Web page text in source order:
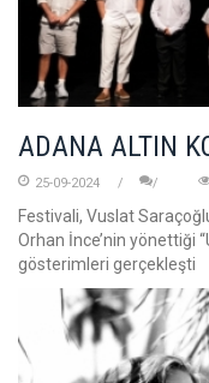
ADANA ALTIN
25-09-2024
Festivali, Vuslat
Orhan İnce’nin yönettiği
gösterimleri gerçekleşti